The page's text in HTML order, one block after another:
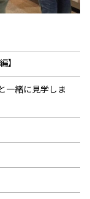
】
一緒に見学しま